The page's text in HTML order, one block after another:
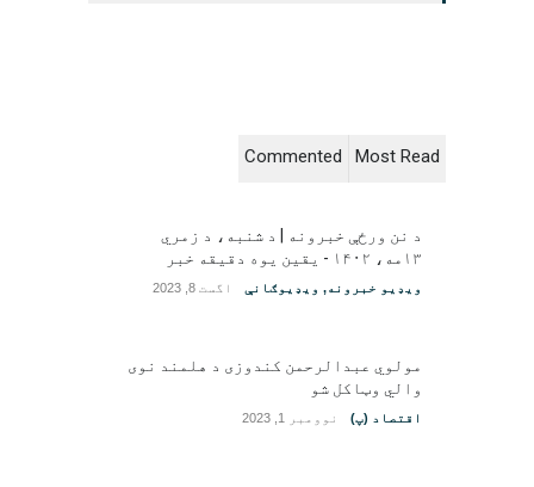
Most Read
Commented
د نن ورځې خبرونه | د شنبه، د زمري
۱۳مه، ۱۴۰۲ - یقین یوه دقیقه خبر
ویډیو خبرونه, ویډیوګانې اگست 8, 2023
مولوي عبدالرحمن کندوزی د هلمند نوی
والي وټاکل شو
اقتصاد (پ) نوومبر 1, 2023